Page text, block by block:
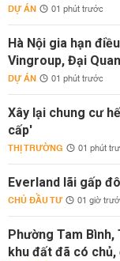
DỰ ÁN 01 phút trước
Hà Nội gia hạn
Vingroup, Đại
DỰ ÁN 01 phút trước
Xây lại chung cư
cấp'
THỊ TRƯỜNG 01 phút
Everland lãi gấp
CHỦ ĐẦU TƯ 01 giờ
Phường Tam
khu đất đã có